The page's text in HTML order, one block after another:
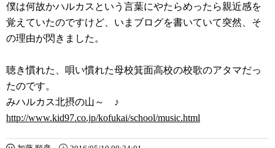
僕は何故かハルカスという言葉にやたらめったら親近感を
覚えていたのですけど、いまブログを書いていて突然、そ
の理由が閃きました。
聴き慣れた、唄い慣れた母校箕面高校の校歌のアタマだっ
たのです。
みハルカス北摂の山～ ♪
http://www.kid97.co.jp/kofukai/school/music.html